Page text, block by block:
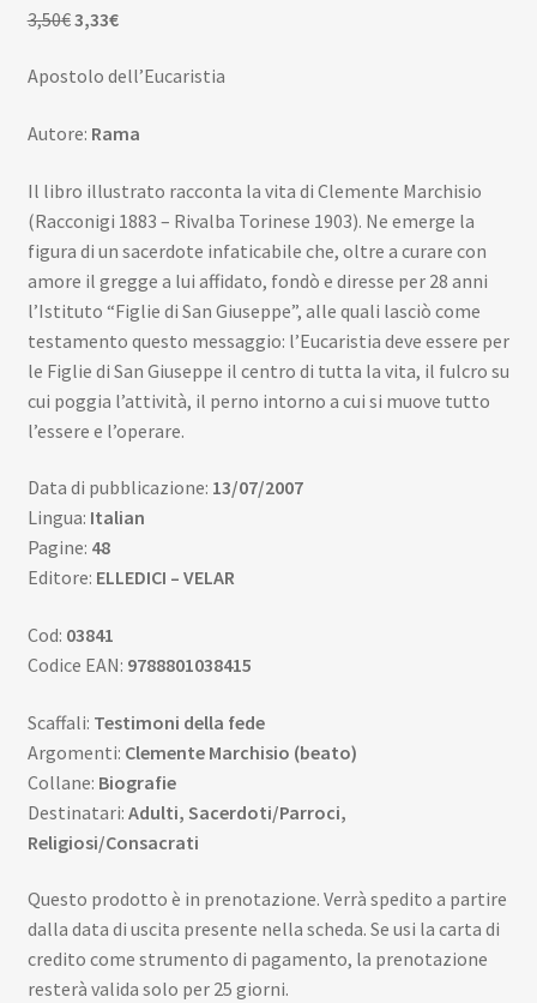
Don Bosco
3,50€ Il
originale
3,50€.
3,33€Il
attuale
3,33€.
Apostolo dell’Eucaristia
Autore: Rama
Il libro illustrato racconta la vita di Clemente Marchisio
(Racconigi 1883 – Rivalba Torinese 1903). Ne emerge la
figura di un sacerdote infaticabile che, oltre a curare con
amore il gregge a lui affidato, fondò e diresse per 28 anni
l’Istituto “Figlie di San Giuseppe”, alle quali lasciò come
testamento questo messaggio: l’Eucaristia deve essere per
le Figlie di San Giuseppe il centro di tutta la vita, il fulcro su
cui poggia l’attività, il perno intorno a cui si muove tutto
l’essere e l’operare.
Data di pubblicazione: 13/07/2007
Lingua: Italian
Pagine: 48
Editore: ELLEDICI – VELAR
Cod: 03841
Codice EAN: 9788801038415
Scaffali: Testimoni della fede
Argomenti: Clemente Marchisio (beato)
Collane: Biografie
Destinatari: Adulti, Sacerdoti/Parroci,
Religiosi/Consacrati
Questo prodotto è in prenotazione. Verrà spedito a partire
dalla data di uscita presente nella scheda. Se usi la carta di
credito come strumento di pagamento, la prenotazione
resterà valida solo per 25 giorni.